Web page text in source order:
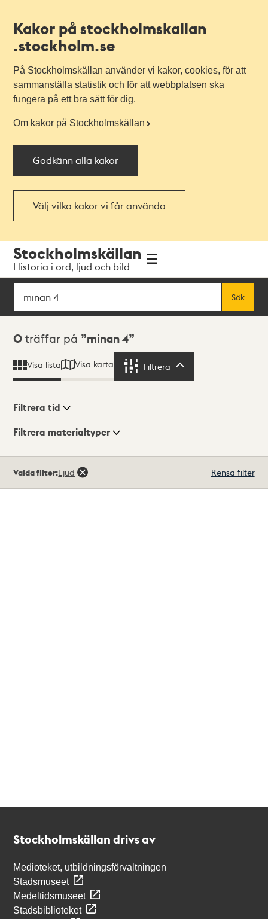
Kakor på stockholmskallan
.stockholm.se
På Stockholmskällan använder vi kakor, cookies, för att
sammanställa statistik och för att webbplatsen ska
fungera på ett bra sätt för dig.
Om kakor på Stockholmskällan
Godkänn alla kakor
Välj vilka kakor vi får använda
navigationen
huvudinnehållet
Stockholmskällan
Historia i ord, ljud och bild
Sök
Sök
Sökresultat
0 träffar på minan 4
Visa lista Visa karta Filtrera
Visningsläge
Filtrera tid
Filtrera materialtyper
träffar
Valda filter:Ljud Rensa filter
Stockholmskällan drivs av
Medioteket, utbildningsförvaltningen
Stadsmuseet
Medeltidsmuseet
Stadsbiblioteket